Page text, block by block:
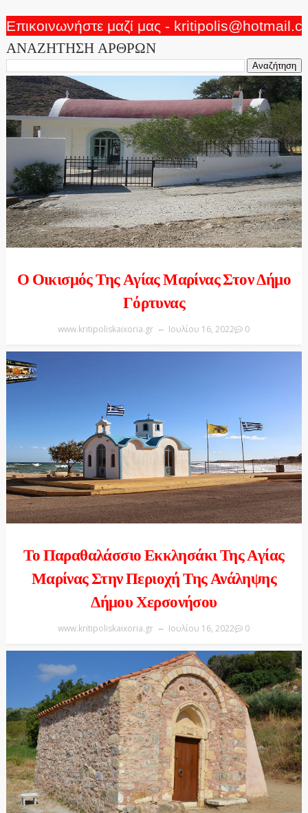
Επικοινωνήστε μαζί μας -
ΑΝΑΖΗΤΗΣΗ ΑΡΘΡΩΝ
Ο Οικισμός Της Αγίας Μαρίνας Στον Δήμο
Γόρτυνας
www.kritipoliskaixoria.gr Ιουλίου 16, 2022 0
Το Παραθαλάσσιο Εκκλησάκι Της Αγίας
Μαρίνας Στην Περιοχή Της Ανάληψης
Δήμου Χερσονήσου
www.kritipoliskaixoria.gr Ιουλίου 16, 2022 0